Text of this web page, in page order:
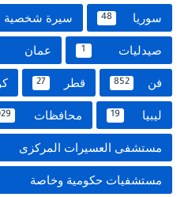
سوريا 48 سيرة شخصية
صيدليات 1 عمان
فن 852 قطر 27
ليبيا 19 محافظات
مستشفى العسيرات المركزى
مستشفيات حكومية وخاصة